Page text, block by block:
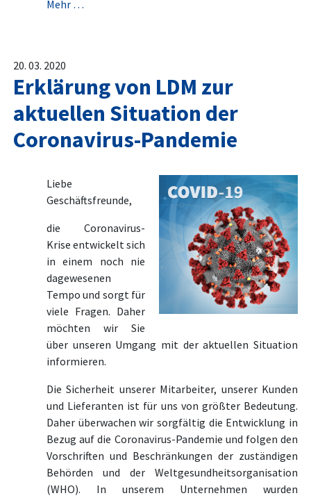
Mehr …
20. 03. 2020
Erklärung von LDM zur
aktuellen Situation der
Coronavirus-Pandemie
Liebe
Geschäftsfreunde,
die Coronavirus-
Krise entwickelt sich
in einem noch nie
dagewesenen
Tempo und sorgt für
viele Fragen. Daher
möchten wir Sie
über unseren Umgang mit der aktuellen Situation
informieren.
Die Sicherheit unserer Mitarbeiter, unserer Kunden
und Lieferanten ist für uns von größter Bedeutung.
Daher überwachen wir sorgfältig die Entwicklung in
Bezug auf die Coronavirus-Pandemie und folgen den
Vorschriften und Beschränkungen der zuständigen
Behörden und der Weltgesundheitsorganisation
(WHO). In unserem Unternehmen wurden